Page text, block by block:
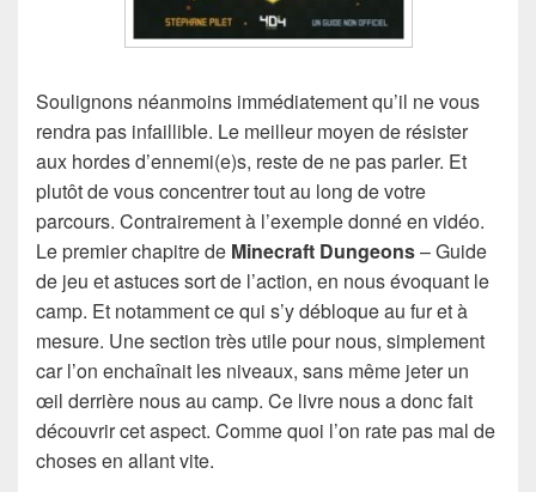
Soulignons néanmoins immédiatement qu’il ne vous
rendra pas infaillible. Le meilleur moyen de résister
aux hordes d’ennemi(e)s, reste de ne pas parler. Et
plutôt de vous concentrer tout au long de votre
parcours. Contrairement à l’exemple donné en vidéo.
Le premier chapitre de Minecraft Dungeons– Guide
de jeu et astuces sort de l’action, en nous évoquant le
camp. Et notamment ce qui s’y débloque au fur et à
mesure. Une section très utile pour nous, simplement
car l’on enchaînait les niveaux, sans même jeter un
œil derrière nous au camp. Ce livre nous a donc fait
découvrir cet aspect. Comme quoi l’on rate pas mal de
choses en allant vite.